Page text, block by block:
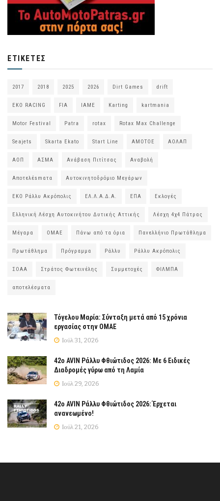
ΕΤΙΚΈΤΕΣ
2017 2018 2025 2026 Dirt Games drift
EKO RACING FIA IAME Karting kartmania
Motor Festival Patra rotax Rotax Max Challenge
Seajets Skarta Ekato Start Line ΑΜΟΤΟΕ ΑΟΛΑΠ
ΑΟΠ ΑΣΜΑ Ανάβαση Πιτίτσας Αναβολή
Αποτελέsmατα Αυτοκινητοδρόμιο Μεγάρων
ΕΚΟ Ράλλυ Ακρόπολις ΕΛ.Λ.Α.Δ.Α. ΕΠΑ Εκλογές
Ελληνική Λέσχη Αυτοκινήτου Δυτικής Αττικής Λέσχη 4χ4 Πάτρας
Μέγαρα ΟΜΑΕ Πάνω από τα όρια Πανελλήνιο Πρωτάθλημα
Πρωτάθλημα Πρόγραμμα Ράλλυ Ράλλυ Ακρόπολις
ΣΟΑΑ Στράτος Φωτεινέλης Συμμετοχές ΦΙΛΜΠΑ
αποτελέσματα
Τόγελου Μαρία: Σύνταξη μετά από 15 χρόνια
εργασίας στην ΟΜΑΕ
Ιούλ 31, 2026
42ο AVIN Ράλλυ Φθιώτιδος 2026: Με 6 Ειδικές
Διαδρομές γύρω από τη Λαμία
Ιούλ 29, 2026
42ο AVIN Ράλλυ Φθιώτιδος 2026: Έρχεται
ανανεωμένο!
Ιούλ 21, 2026